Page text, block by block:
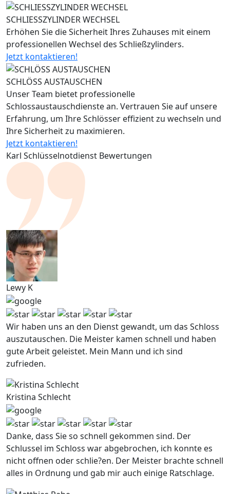
SCHLIESSZYLINDER WECHSEL
Erhöhen Sie die Sicherheit Ihres Zuhauses mit einem
professionellen Wechsel des Schließzylinders.
Jetzt kontaktieren!
SCHLÖSS AUSTAUSCHEN
Unser Team bietet professionelle
Schlossaustauschdienste an. Vertrauen Sie auf unsere
Erfahrung, um Ihre Schlösser effizient zu wechseln und
Ihre Sicherheit zu maximieren.
Jetzt kontaktieren!
Karl Schlüsselnotdienst Bewertungen
Lewy K
Wir haben uns an den Dienst gewandt, um das Schloss
auszutauschen. Die Meister kamen schnell und haben
gute Arbeit geleistet. Mein Mann und ich sind
zufrieden.
Kristina Schlecht
Danke, dass Sie so schnell gekommen sind. Der
Schlussel im Schloss war abgebrochen, ich konnte es
nicht offnen oder schlie?en. Der Meister brachte schnell
alles in Ordnung und gab mir auch einige Ratschlage.